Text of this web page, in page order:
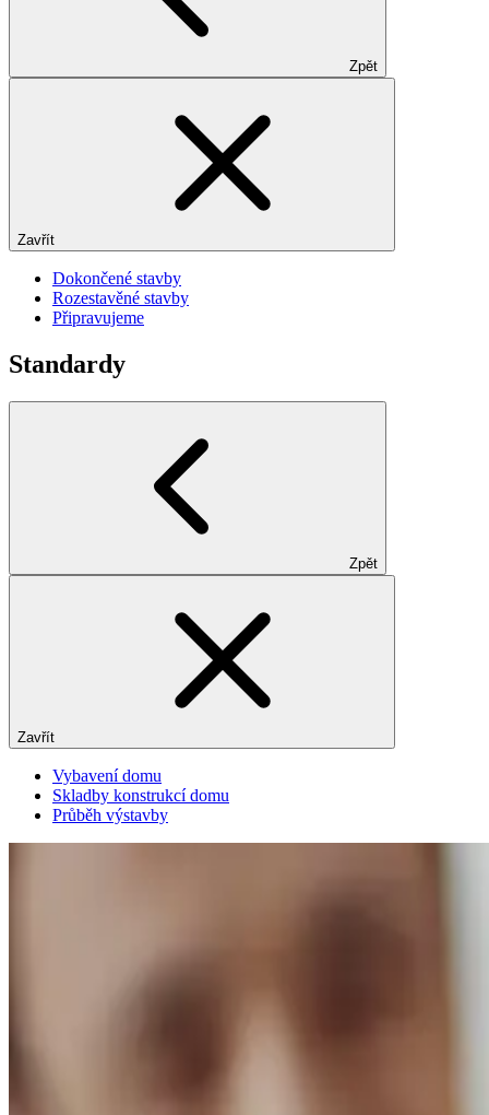
Zpět
Zavřít
Dokončené stavby
Rozestavěné stavby
Připravujeme
Standardy
Zpět
Zavřít
Vybavení domu
Skladby konstrukcí domu
Průběh výstavby